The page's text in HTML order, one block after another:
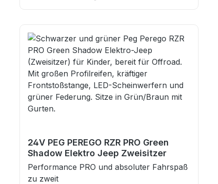
24V PEG PEREGO RZR PRO Green
Shadow Elektro Jeep Zweisitzer
Performance PRO und absoluter Fahrspaß
zu zweit